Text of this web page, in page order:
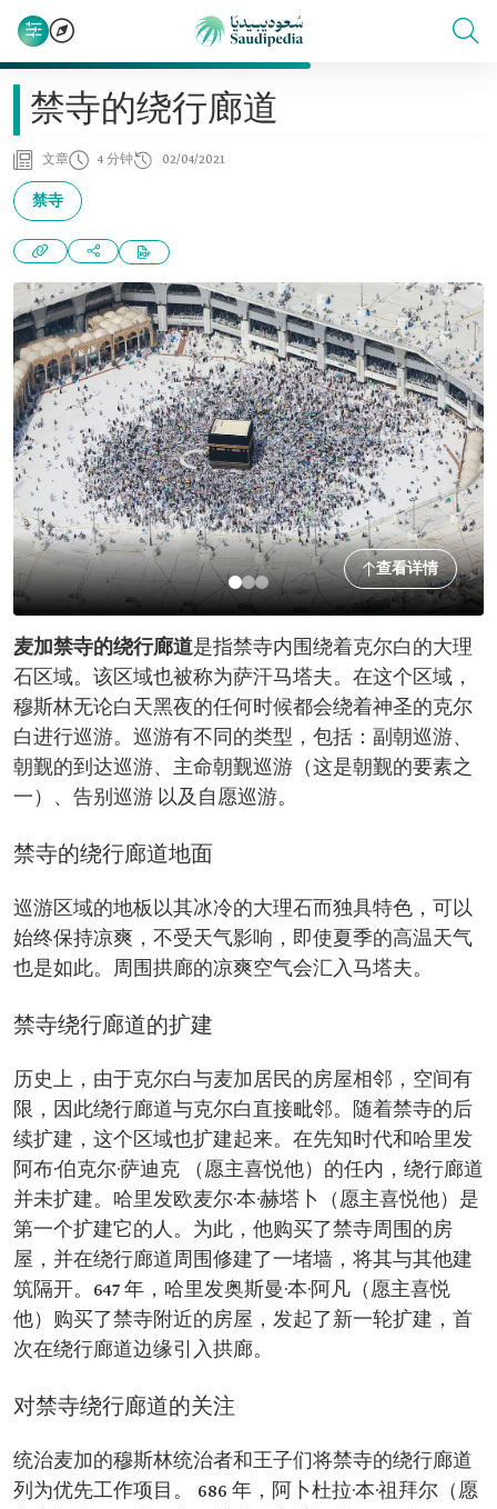
禁寺的绕行廊道
文章 4 分钟 02/04/2021
禁寺
查看详情
麦加禁寺的绕行廊道是指禁寺内围绕着克尔白的大理
石区域。该区域也被称为萨汗马塔夫。在这个区域，
穆斯林无论白天黑夜的任何时候都会绕着神圣的克尔
白进行巡游。巡游有不同的类型，包括：副朝巡游、
朝觐的到达巡游、主命朝觐巡游（这是朝觐的要素之
一）、告别巡游 以及自愿巡游。
禁寺的绕行廊道地面
巡游区域的地板以其冰冷的大理石而独具特色，可以
始终保持凉爽，不受天气影响，即使夏季的高温天气
也是如此。周围拱廊的凉爽空气会汇入马塔夫。
禁寺绕行廊道的扩建
历史上，由于克尔白与麦加居民的房屋相邻，空间有
限，因此绕行廊道与克尔白直接毗邻。随着禁寺的后
续扩建，这个区域也扩建起来。在先知时代和哈里发
阿布·伯克尔·萨迪克 （愿主喜悦他）的任内，绕行廊道
并未扩建。哈里发欧麦尔·本·赫塔卜（愿主喜悦他）是
第一个扩建它的人。为此，他购买了禁寺周围的房
屋，并在绕行廊道周围修建了一堵墙，将其与其他建
筑隔开。647 年，哈里发奥斯曼·本·阿凡（愿主喜悦
他）购买了禁寺附近的房屋，发起了新一轮扩建，首
次在绕行廊道边缘引入拱廊。
对禁寺绕行廊道的关注
统治麦加的穆斯林统治者和王子们将禁寺的绕行廊道
列为优先工作项目。 686 年，阿卜杜拉·本·祖拜尔（愿